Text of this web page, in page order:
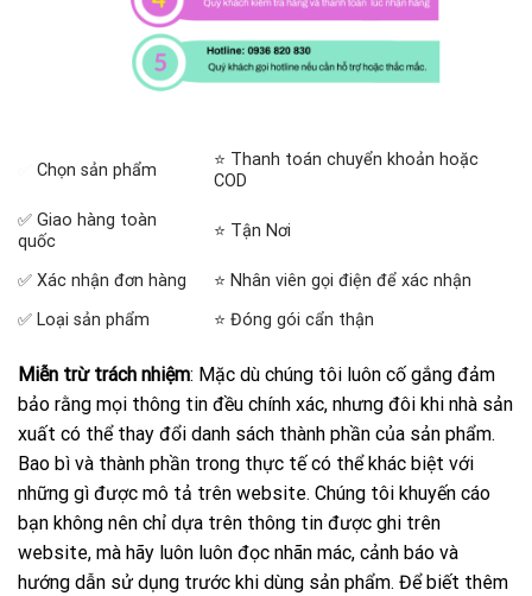
Chọn sản phẩm
⭐ Thanh toán chuyển khoản hoặc
COD
✅ Giao hàng toàn
quốc
⭐ Tận Nơi
✅ Xác nhận đơn hàng
⭐ Nhân viên gọi điện để xác nhận
✅ Loại sản phẩm
⭐ Đóng gói cẩn thận
Miễn trừ trách nhiệm: Mặc dù chúng tôi luôn cố gắng đảm
bảo rằng mọi thông tin đều chính xác, nhưng đôi khi nhà sản
xuất có thể thay đổi danh sách thành phần của sản phẩm.
Bao bì và thành phần trong thực tế có thể khác biệt với
những gì được mô tả trên website. Chúng tôi khuyến cáo
bạn không nên chỉ dựa trên thông tin được ghi trên
website, mà hãy luôn luôn đọc nhãn mác, cảnh báo và
hướng dẫn sử dụng trước khi dùng sản phẩm. Để biết thêm